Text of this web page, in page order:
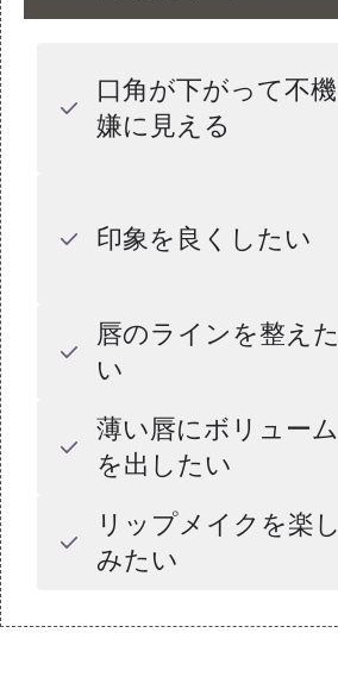
口角が下がって不機
嫌に見える
印象を良くしたい
唇のラインを整えた
い
薄い唇にボリューム
を出したい
リップメイクを楽し
みたい